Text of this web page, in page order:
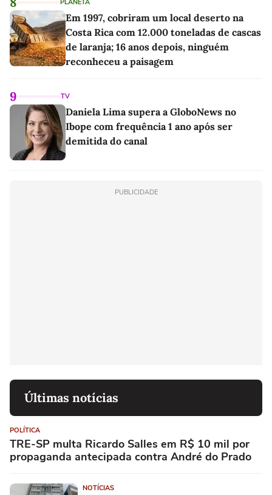
PLANETA
Em 1997, cobriram um local deserto na
Costa Rica com 12.000 toneladas de cascas
de laranja; 16 anos depois, ninguém
reconheceu a paisagem
9 TV
Daniela Lima supera a GloboNews no
Ibope com frequência 1 ano após ser
demitida do canal
PUBLICIDADE
Últimas notícias
POLÍTICA
TRE-SP multa Ricardo Salles em R$ 10 mil por
propaganda antecipada contra André do Prado
NOTÍCIAS